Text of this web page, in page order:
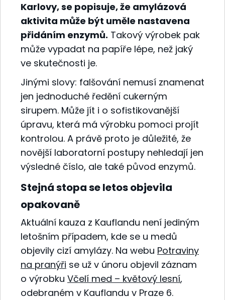
Karlovy, se popisuje, že amylázová
aktivita může být uměle nastavena
přidáním enzymů. Takový výrobek pak
může vypadat na papíře lépe, než jaký
ve skutečnosti je.
Jinými slovy: falšování nemusí znamenat
jen jednoduché ředění cukerným
sirupem. Může jít i o sofistikovanější
úpravu, která má výrobku pomoci projít
kontrolou. A právě proto je důležité, že
novější laboratorní postupy nehledají jen
výsledné číslo, ale také původ enzymů.
Stejná stopa se letos objevila
opakovaně
Aktuální kauza z Kauflandu není jediným
letošním případem, kde se u medů
objevily cizí amylázy. Na webu Potraviny
na pranýři se už v únoru objevil záznam
o výrobku Včelí med – květový lesní,
odebraném v Kauflandu v Praze 6.